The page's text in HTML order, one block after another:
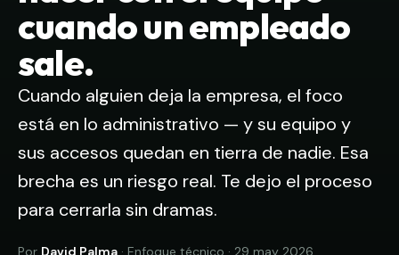
cuando un empleado
sale.
Cuando alguien deja la empresa, el foco
está en lo administrativo — y su equipo y
sus accesos quedan en tierra de nadie. Esa
brecha es un riesgo real. Te dejo el proceso
para cerrarla sin dramas.
Por David Palma · Enfoque técnico · 29 may 2026